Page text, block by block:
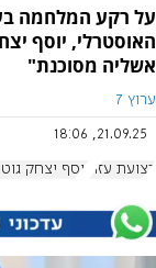
על רקע המלחמה
האוסטרלי, יוסף
אשליה מסוכנת"
ערוץ 7
21.09.25, 18:06
רצועת עזה יוסף יצחק